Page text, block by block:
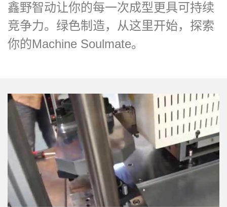
鑫野智动让你的每一次成型更具可持续
竞争力。绿色制造，从这里开始，探索
你的Machine Soulmate。